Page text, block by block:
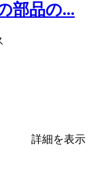
部品の...
詳細を表示